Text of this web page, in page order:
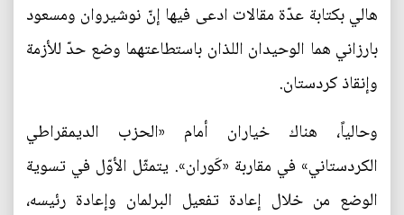
هالي بكتابة عدّة مقالات ادعى فيها إنّ نوشيروان ومسعود
بارزاني هما الوحيدان اللذان باستطاعتهما وضع حدّ للأزمة
وإنقاذ كردستان.
وحالياً، هناك خياران أمام «الحزب الديمقراطي
الكردستاني» في مقاربة «كَوران». يتمثّل الأوّل في تسوية
الوضع من خلال إعادة تفعيل البرلمان وإعادة رئيسه،